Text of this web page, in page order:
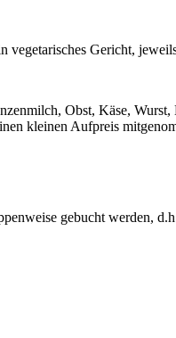
vegetarisches Gericht,
Obst, Käse,
kleinen Aufpreis
gebucht werden,